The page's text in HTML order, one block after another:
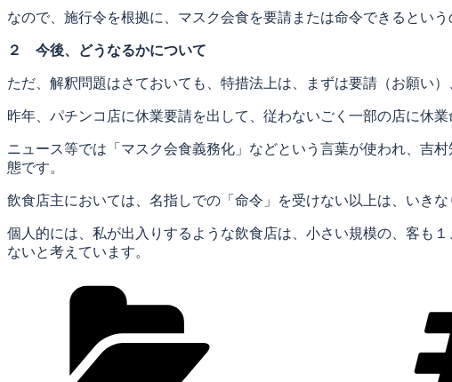
なので、施行令を根拠に、マスク会食を要請または命令できるとい
２ 今後、どうなるかについて
ただ、解釈問題はさておいても、特措法上は、まずは要請（お願い
昨年、パチンコ店に休業要請を出して、従わないごく一部の店に休
ニュース等では「マスク会食義務化」などという言葉が使われ、吉
態です。
飲食店主においては、名指しでの「命令」を受けない以上は、いき
個人的には、私が出入りするような飲食店は、小さい規模の、客も
ないと考えています。